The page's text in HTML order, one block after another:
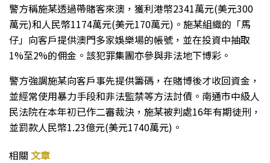
警方稱施某透過帶賭客來澳，獲利港幣2341萬元(美元300
萬元)和人民幣1174萬元(美元170萬元)。施某組織的「馬
仔」向客戶提供澳門多家娛樂場的帳號，並在投資中抽取
1%至2%的佣金。該犯罪集團亦參與非法地下博彩。
警方強調施某向客戶事先提供籌碼，在賭博後才收回資金，
並經常使用暴力手段和非法監禁等方法討債。南通市中級人
民法院在本年初已作二審裁決，施某被判處16年有期徒刑，
並罰款人民幣1.23億元(美元1740萬元)。
相關 文章